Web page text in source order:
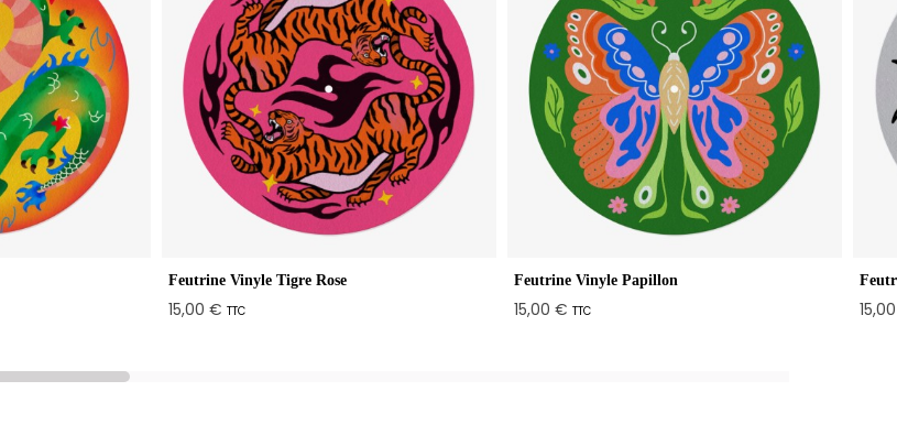
Feutrine Vinyle Tigre Rose
15,00 € TTC
Feutrine Vinyle Papillon
15,00 € TTC